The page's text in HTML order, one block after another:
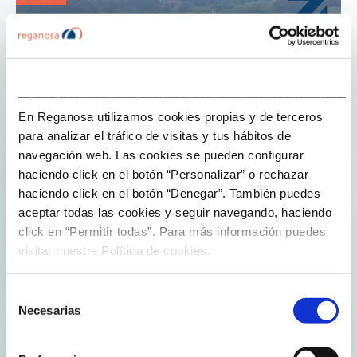
En Reganosa utilizamos cookies propias y de terceros
para analizar el tráfico de visitas y tus hábitos de
navegación web. Las cookies se pueden configurar
haciendo click en el botón “Personalizar” o rechazar
haciendo click en el botón “Denegar”. También puedes
aceptar todas las cookies y seguir navegando, haciendo
click en “Permitir todas”. Para más información puedes
visitar nuestra Política de cookies.
Necesarias
17 de julio de 2025 comunicacion
La terminal de GNL de Mugardos, la más
utilizada de España junto con la de Bilbao
La terminal de gas natural licuado de Galicia fue, junto